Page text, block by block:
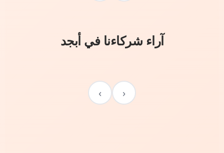
آراء شركاءنا في أبجد
‹
›